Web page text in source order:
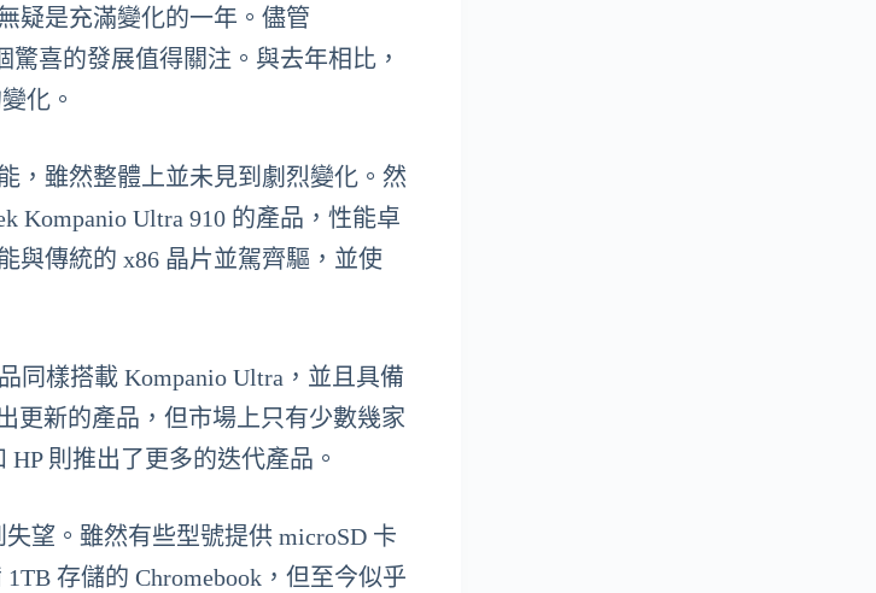
疑是充滿變化的一年。儘管
喜的發展值得關注。與去年相比，
化。
，雖然整體上並未見到劇烈變化。然
Kompanio Ultra 910 的產品，性能卓
與傳統的 x86 晶片並駕齊驅，並使
同樣搭載 Kompanio Ultra，並且具備
更新的產品，但市場上只有少數幾家
則推出了更多的迭代產品。
望。雖然有些型號提供 microSD 卡
存儲的 Chromebook，但至今似乎